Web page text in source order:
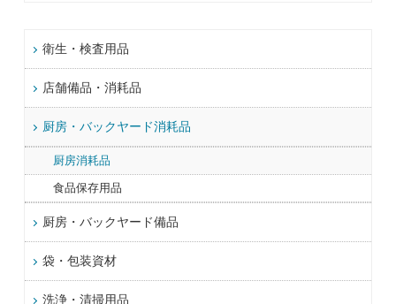
衛生・検査用品
店舗備品・消耗品
厨房・バックヤード消耗品
厨房消耗品
食品保存用品
厨房・バックヤード備品
袋・包装資材
洗浄・清掃用品